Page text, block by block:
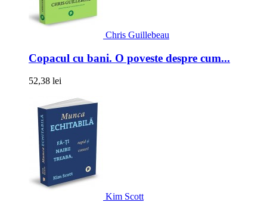
Chris Guillebeau
Copacul cu bani. O poveste despre cum...
52,38 lei
Kim Scott